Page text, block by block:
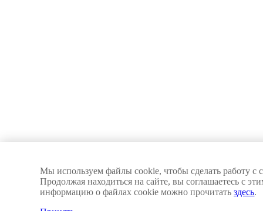
Мы используем файлы cookie, чтобы сделать работу с
Продолжая находиться на сайте, вы соглашаетесь с
информацию о файлах cookie можно прочитатьздесь.